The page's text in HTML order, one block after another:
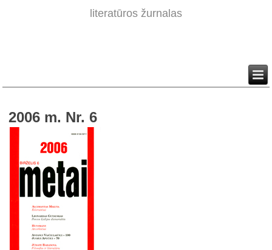
literatūros žurnalas
2006 m. Nr. 6